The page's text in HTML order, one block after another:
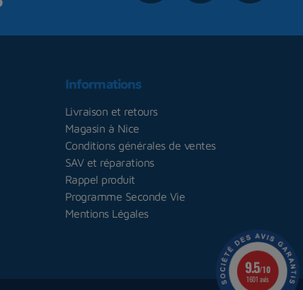
Informations
Livraison et retours
Magasin à Nice
Conditions générales de ventes
SAV et réparations
Rappel produit
Programme Seconde Vie
Mentions Légales
9.5/10
1601 avis